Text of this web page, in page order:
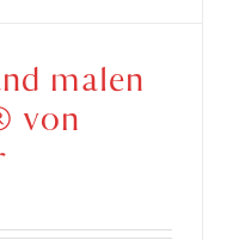
malen
von